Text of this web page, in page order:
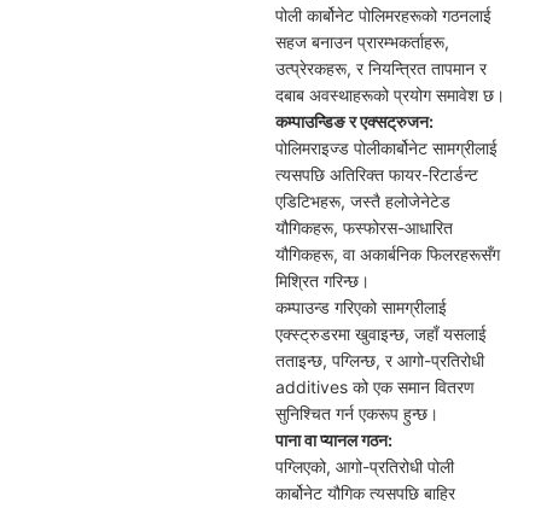
पोली कार्बोनेट पोलिमरहरूको गठनलाई
सहज बनाउन प्रारम्भकर्ताहरू,
उत्प्रेरकहरू, र नियन्त्रित तापमान र
दबाब अवस्थाहरूको प्रयोग समावेश छ।
कम्पाउन्डिङ र एक्सट्रुजन:
पोलिमराइज्ड पोलीकार्बोनेट सामग्रीलाई
त्यसपछि अतिरिक्त फायर-रिटार्डन्ट
एडिटिभहरू, जस्तै हलोजेनेटेड
यौगिकहरू, फस्फोरस-आधारित
यौगिकहरू, वा अकार्बनिक फिलरहरूसँग
मिश्रित गरिन्छ।
कम्पाउन्ड गरिएको सामग्रीलाई
एक्स्ट्रुडरमा खुवाइन्छ, जहाँ यसलाई
तताइन्छ, पग्लिन्छ, र आगो-प्रतिरोधी
additives को एक समान वितरण
सुनिश्चित गर्न एकरूप हुन्छ।
पाना वा प्यानल गठन:
पग्लिएको, आगो-प्रतिरोधी पोली
कार्बोनेट यौगिक त्यसपछि बाहिर